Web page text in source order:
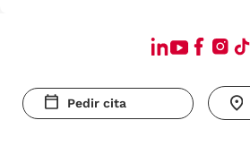
Pedir cita